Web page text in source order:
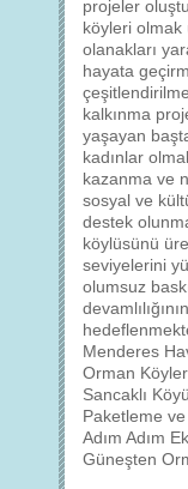
projeler
köyleri olmak
olanakları
hayata
kalkınma
yaşayan
kadınlar
kazanma ve
sosyal ve
destek
köylüsünü
seviyelerini
olumsuz
Menderes
Orman
Sancaklı
Paketleme
Adım Adım
Güneşten